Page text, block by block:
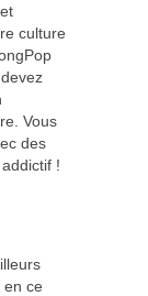
culture
Vous
des
!
en ce